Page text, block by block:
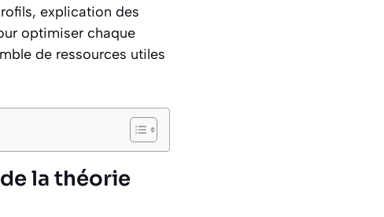
explication des
optimiser chaque
de ressources utiles
la théorie